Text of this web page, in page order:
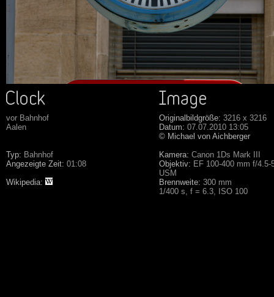
vor Bahnhof
Aalen
Typ: Bahnhof
Angezeigte Zeit: 01:08
Wikipedia:
Originalbildgröße: 3216 x 3216
Datum: 07.07.2010 13:05
© Michael von Aichberger
Kamera: Canon 1Ds Mark III
Objektiv: EF 100-400 mm f/4.5-
USM
Brennweite: 300 mm
1/400 s, f = 6.3, ISO 100